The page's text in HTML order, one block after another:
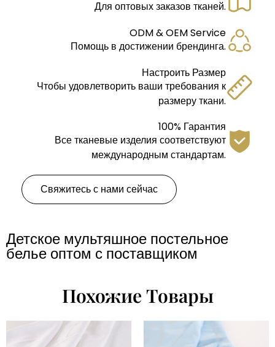
Для оптовых заказов тканей.
ODM & OEM Service
Помощь в достижении брендинга.
Настроить Размер
Чтобы удовлетворить ваши требования к
размеру ткани.
100% Гарантия
Все тканевые изделия соответствуют
международным стандартам.
Свяжитесь с нами сейчас
Детское мультяшное постельное
белье оптом с поставщиком
Похожие Товары